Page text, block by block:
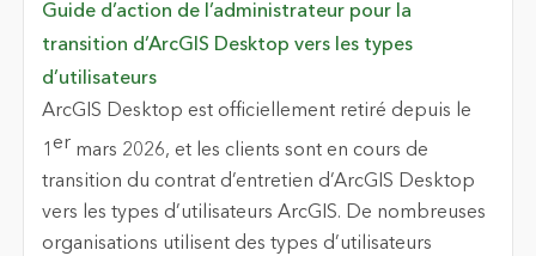
Guide d’action de l’administrateur pour la
transition d’ArcGIS Desktop vers les types
d’utilisateurs
ArcGIS Desktop est officiellement retiré depuis le
1er mars 2026, et les clients sont en cours de
transition du contrat d’entretien d’ArcGIS Desktop
vers les types d’utilisateurs ArcGIS. De nombreuses
organisations utilisent des types d’utilisateurs